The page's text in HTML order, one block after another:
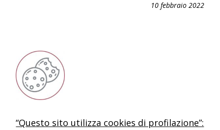
10 febbraio 2022
“Questo sito utilizza cookies di profilazione”: